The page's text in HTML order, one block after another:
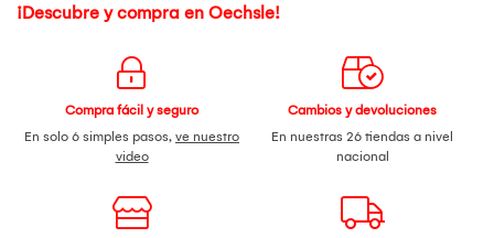
¡Descubre y compra en Oechsle!
Compra fácil y seguro
En solo 6 simples pasos, ve nuestro
video
Cambios y devoluciones
En nuestras 26 tiendas a nivel
nacional